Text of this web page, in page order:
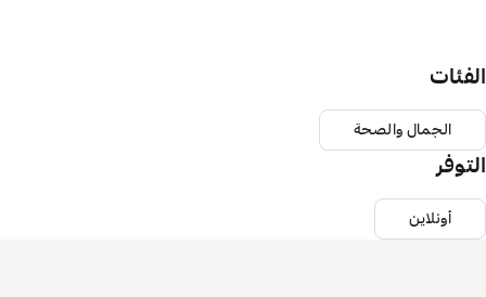
الفئات
الجمال والصحة
التوفر
أونلاين